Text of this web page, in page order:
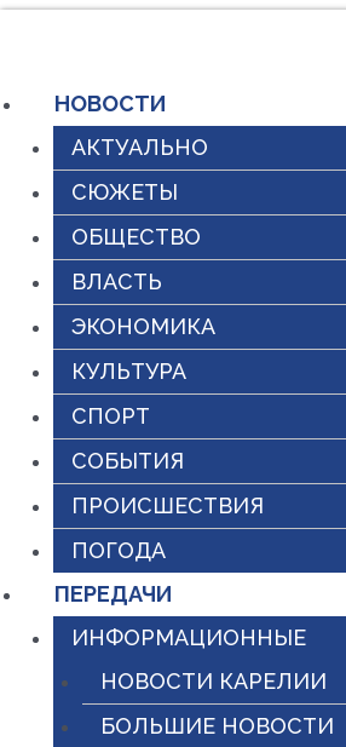
содержимому
НОВОСТИ
АКТУАЛЬНО
СЮЖЕТЫ
ОБЩЕСТВО
ВЛАСТЬ
ЭКОНОМИКА
КУЛЬТУРА
СПОРТ
СОБЫТИЯ
ПРОИСШЕСТВИЯ
ПОГОДА
ПЕРЕДАЧИ
ИНФОРМАЦИОННЫЕ
НОВОСТИ КАРЕЛИИ
БОЛЬШИЕ НОВОСТИ